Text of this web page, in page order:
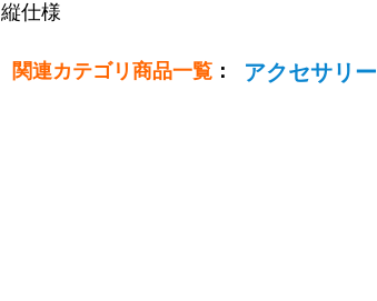
縦仕様
関連カテゴリ商品一覧 ： アクセサリー